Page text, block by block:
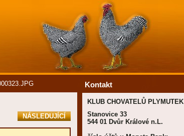
NÁSLEDUJÍCÍ
Kontakt
KLUB CHOVATELŮ PLYMUTEK
Stanovice 33
544 01 Dvůr Králové n.L.